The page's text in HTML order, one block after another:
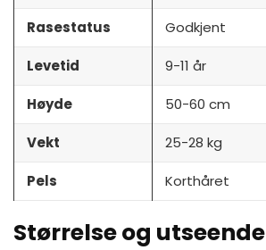
Rasestatus Godkjent
Levetid 9-11 år
Høyde 50-60 cm
Vekt 25-28 kg
Pels Korthåret
Størrelse og utseende